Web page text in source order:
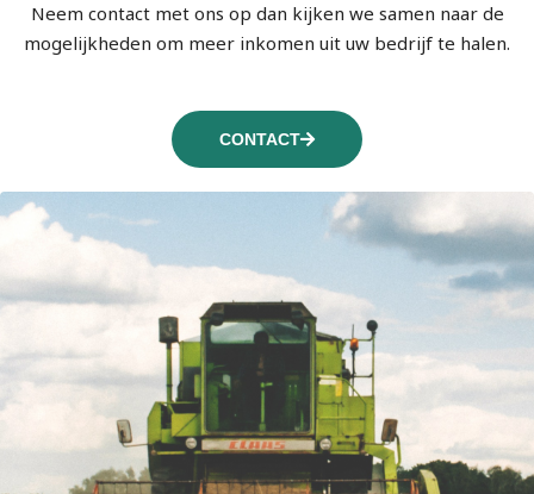
Neem contact met ons op dan kijken we samen naar de
mogelijkheden om meer inkomen uit uw bedrijf te halen.
CONTACT